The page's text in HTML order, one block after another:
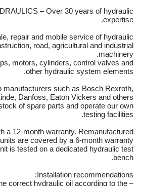
– Over 30 years of hydraulic
expertise.
repair and mobile service of hydraulic
road, agricultural and industrial
machinery.
motors, cylinders, control valves and
other hydraulic system elements.
manufacturers such as Bosch Rexroth,
Danfoss, Eaton Vickers and others.
of spare parts and operate our own
testing facilities.
a 12-month warranty. Remanufactured
units are covered by a 6-month warranty.
is tested on a dedicated hydraulic test
bench.
Installation recommendations:
correct hydraulic oil according to the